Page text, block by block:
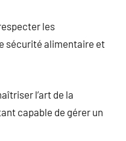
les
sécurité alimentaire et
l’art de la
capable de gérer un